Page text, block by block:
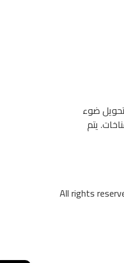
ضوء
يتم
All rights